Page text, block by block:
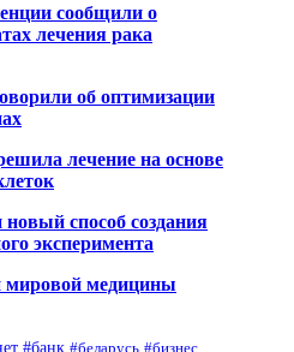
сообщили о
лечения рака
об оптимизации
лечение на основе
способ создания
эксперимента
мировой медицины
#банк #беларусь #бизнес